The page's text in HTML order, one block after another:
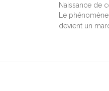
Naissance de
Le
devient un